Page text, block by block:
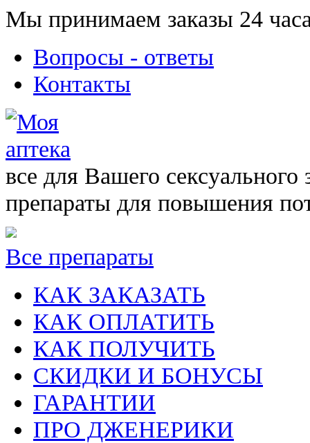
Мы принимаем заказы 24
Вопросы - ответы
Контакты
все для Вашего сексуального
препараты для повышения
Все препараты
КАК ЗАКАЗАТЬ
КАК ОПЛАТИТЬ
КАК ПОЛУЧИТЬ
СКИДКИ И БОНУСЫ
ГАРАНТИИ
ПРО ДЖЕНЕРИКИ